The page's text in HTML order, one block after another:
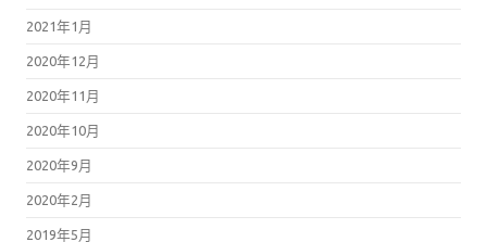
2021年1月
2020年12月
2020年11月
2020年10月
2020年9月
2020年2月
2019年5月